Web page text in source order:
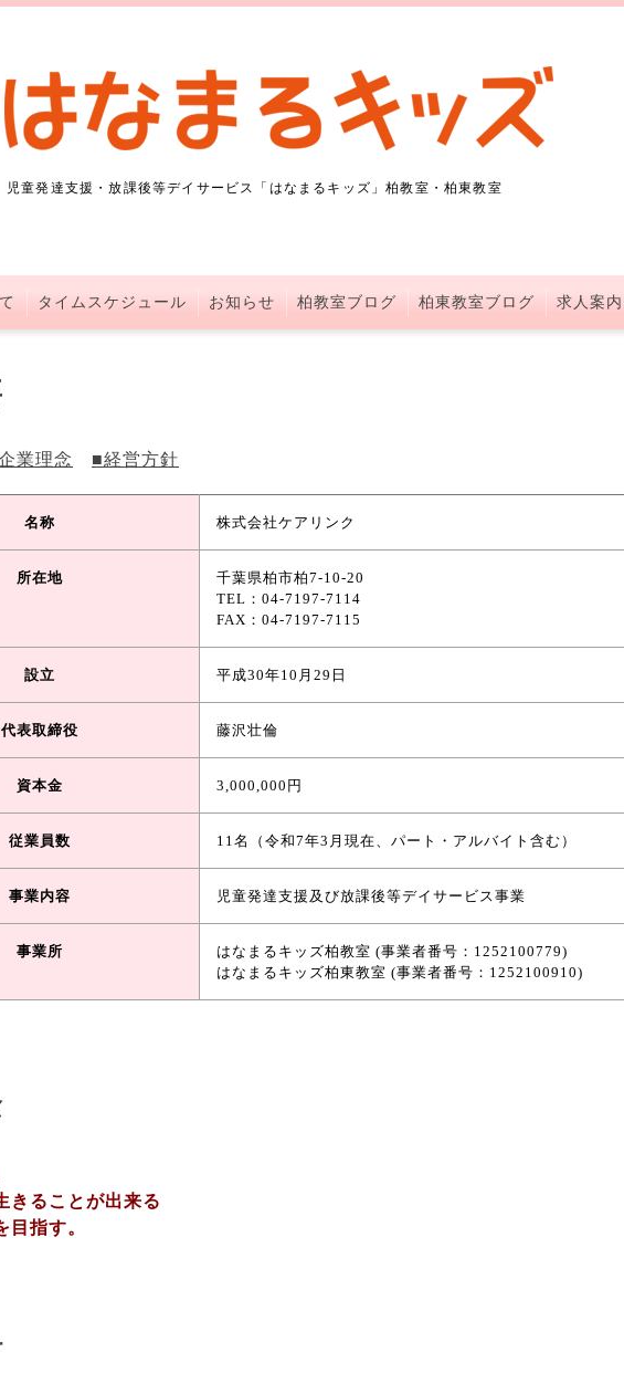
児童発達支援・放課後等デイサービス「はなまるキッズ」柏教室・柏東教室
タイムスケジュール お知らせ 柏教室ブログ 柏東教室ブログ 求人案内
業理念 ■経営方針
名称 株式会社ケアリンク
所在地
千葉県柏市柏7-10-20
TEL：04-7197-7114
FAX：04-7197-7115
設立 平成30年10月29日
代表取締役 藤沢壮倫
資本金 3,000,000円
従業員数 11名（令和7年3月現在、パート・アルバイト含む）
事業内容 児童発達支援及び放課後等デイサービス事業
事業所
はなまるキッズ柏教室 (事業者番号：1252100779)
はなまるキッズ柏東教室 (事業者番号：1252100910)
ることが出来る
指す。